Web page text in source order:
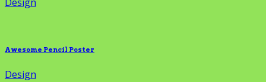
Awesome Pencil Poster
Design